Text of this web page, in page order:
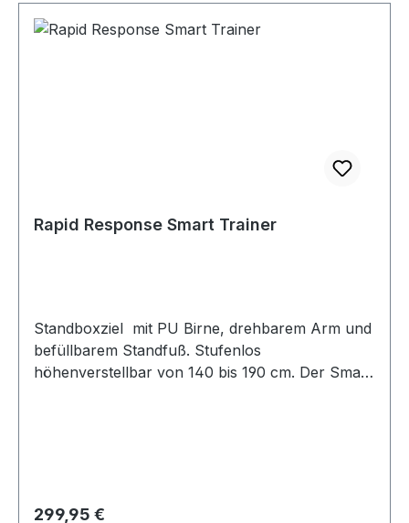
Rapid Response Smart Trainer
Standboxziel mit PU Birne, drehbarem Arm und
befüllbarem Standfuß. Stufenlos
höhenverstellbar von 140 bis 190 cm. Der Smart
schwingt der Arm schnell herum – es ist eine
Regulärer Preis:
299,95 €